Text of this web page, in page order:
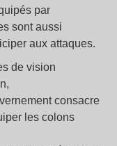
par
sont aussi
aux attaques.
de vision
consacre
les colons